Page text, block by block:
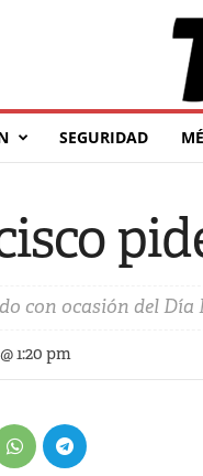
SEGURIDAD
con ocasión del Día
1:20 pm